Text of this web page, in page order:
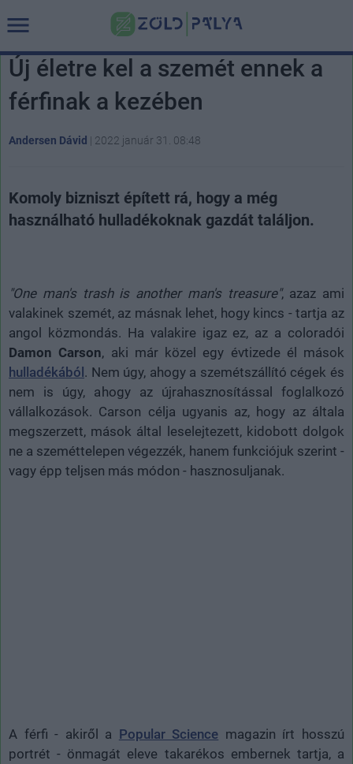
Új életre kel a szemét ennek a
férfinak a kezében
Andersen Dávid | 2022 január 31. 08:48
Komoly bizniszt épített rá, hogy a még
használható hulladékoknak gazdát találjon.
"One man's trash is another man's treasure", azaz ami
valakinek szemét, az másnak lehet, hogy kincs - tartja az
angol közmondás. Ha valakire igaz ez, az a coloradói
Damon Carson, aki már közel egy évtizede él mások
hulladékából . Nem úgy, ahogy a szemétszállító cégek és
nem is úgy, ahogy az újrahasznosítással foglalkozó
vállalkozások. Carson célja ugyanis az, hogy az általa
megszerzett, mások által leselejtezett, kidobott dolgok
ne a szeméttelepen végezzék, hanem funkciójuk szerint -
vagy épp teljsen más módon - hasznosuljanak.
A férfi - akiről a Popular Science magazin írt hosszú
portrét - önmagát eleve takarékos embernek tartja, a